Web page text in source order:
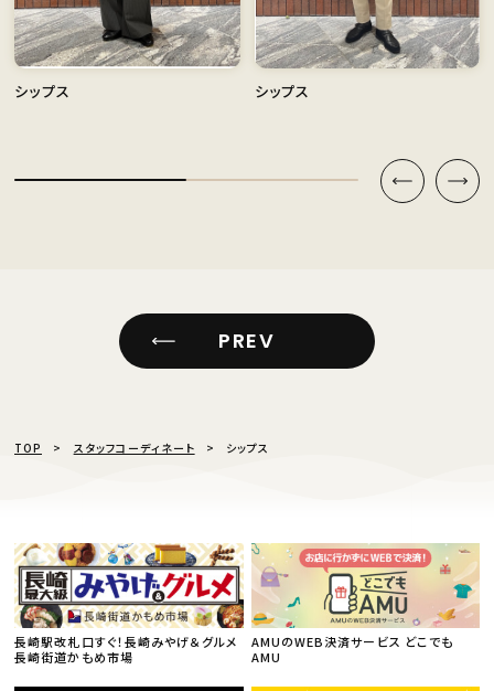
シップス シップス
PREV
TOP スタッフコーディネート シップス
長崎駅改札口すぐ！長崎みやげ＆グルメ
長崎街道かもめ市場
AMUのWEB決済サービス どこでも
AMU